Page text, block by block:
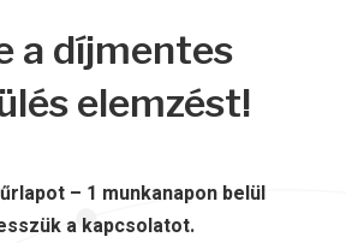
a díjmentes
elemzést!
– 1 munkanapon belül
a kapcsolatot.